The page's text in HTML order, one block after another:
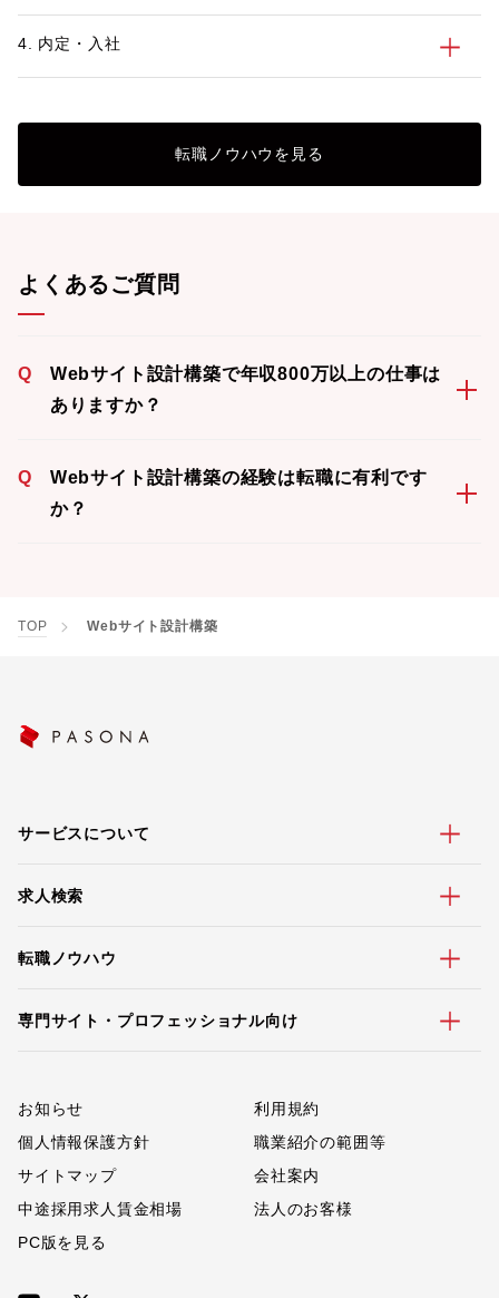
4. 内定・入社
転職ノウハウを見る
よくあるご質問
Q
Webサイト設計構築で年収800万以上の仕事は
ありますか？
Q
Webサイト設計構築の経験は転職に有利です
か？
TOP Webサイト設計構築
サービスについて
求人検索
転職ノウハウ
専門サイト・プロフェッショナル向け
お知らせ
利用規約
個人情報保護方針
職業紹介の範囲等
サイトマップ
会社案内
中途採用求人賃金相場
法人のお客様
PC版を見る